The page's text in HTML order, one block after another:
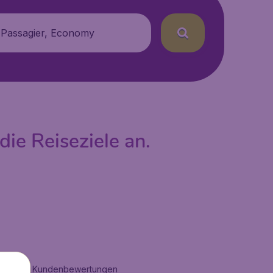
Economy
Reiseziele an.
Kundenbewertungen